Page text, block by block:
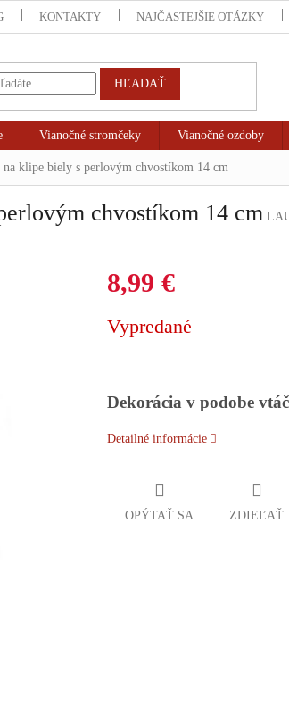
KONTAKTY NAJČASTEJŠIE OTÁZKY
HĽADAŤ
Vianočné stromčeky Vianočné ozdoby
klipe biely s perlovým chvostíkom 14 cm
chvostíkom 14 cm
8,99 €
cena:
Vypredané
Dekorácia v podobe
Detailné informácie
OPÝTAŤ SA ZDIEĽAŤ